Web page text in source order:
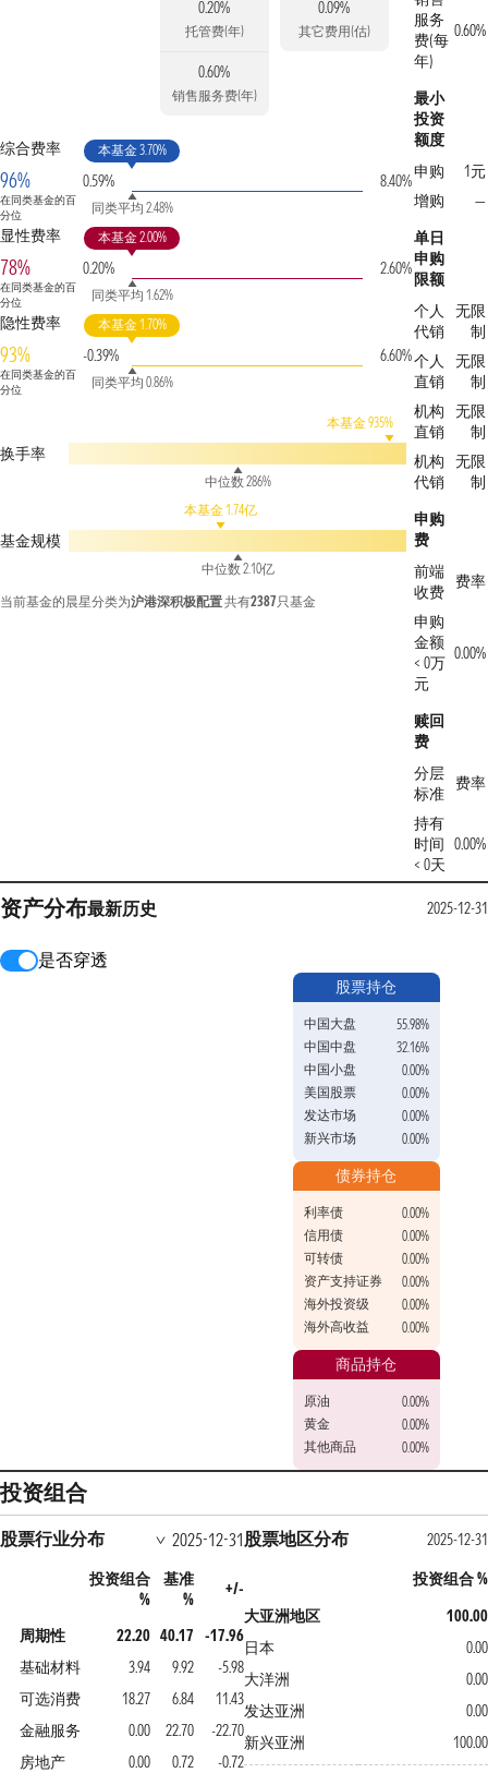
0.20%
托管费(年)
0.60%
销售服务费(年)
0.09%
其它费用(估)
综合费率
96%
在同类基金的百
分位
0.59%
本基金 3.70%
同类平均 2.48%
8.40%
显性费率
78%
在同类基金的百
分位
0.20%
本基金 2.00%
同类平均 1.62%
2.60%
隐性费率
93%
在同类基金的百
分位
-0.39%
本基金 1.70%
同类平均 0.86%
6.60%
换手率
本基金 935%
中位数 286%
基金规模
本基金 1.74亿
中位数 2.10亿
当前基金的晨星分类为沪港深积极配置共有2387只基金
服务
费(每
年)
0.60%
最小
投资
额度
申购
1元
增购
—
单日
申购
限额
个人
代销
无限
制
个人
直销
无限
制
机构
直销
无限
制
机构
代销
无限
制
申购
费
前端
收费
费率
申购
金额
< 0万
元
0.00%
赎回
费
分层
标准
费率
持有
时间
< 0天
0.00%
资产分布最新历史 2025-12-31
是否穿透
股票持仓
中国大盘
55.98%
中国中盘
32.16%
中国小盘
0.00%
美国股票
0.00%
发达市场
0.00%
新兴市场
0.00%
债券持仓
利率债
0.00%
信用债
0.00%
可转债
0.00%
资产支持证券
0.00%
海外投资级
0.00%
海外高收益
0.00%
商品持仓
原油
0.00%
黄金
0.00%
其他商品
0.00%
投资组合
股票行业分布 2025-12-31
投资组合
%
基准
%
+/-
周期性 22.20 40.17
-17.96
基础材料
3.94 9.92
-5.98
可选消费
18.27 6.84
11.43
金融服务
0.00 22.70
-22.70
房地产
0.00 0.72 -0.72
股票地区分布
2025-12-31
投资组合 %
大亚洲地区
100.00
日本
0.00
大洋洲
0.00
发达亚洲
0.00
新兴亚洲
100.00